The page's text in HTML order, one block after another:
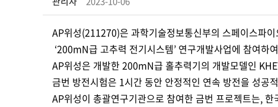
AP위성(211270)은 과학기술정보통신부의 스페이스파
‘200mN급 고추력 전기시스템’ 연구개발사업에 참여
AP위성은 개발한 200mN급 홀추력기의 개발모델인
금번 방전시험은 1시간 동안 안정적인 연속 방전을 성공
AP위성이 총괄연구기관으로 참여한 금번 프로젝트는,